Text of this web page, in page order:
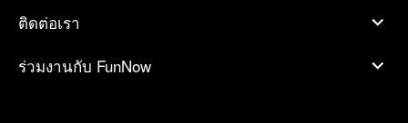
ติดต่อเรา
ร่วมงานกับ FunNow